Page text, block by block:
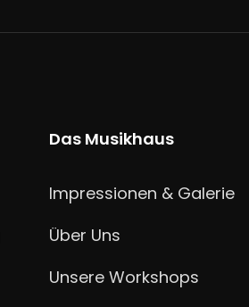
Das Musikhaus
Impressionen & Galerie
Über Uns
Unsere Workshops